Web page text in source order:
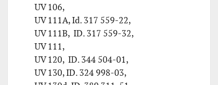
UV 106,
UV 111A, Id. 317 559-22,
UV 111B, ID. 317 559-32,
UV 111,
UV 120, ID. 344 504-01,
UV 130, ID. 324 998-03,